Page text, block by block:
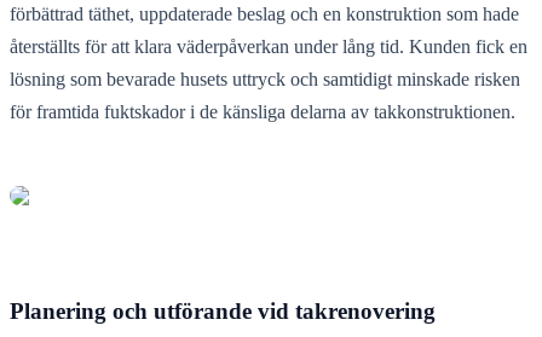
förbättrad täthet, uppdaterade beslag och en konstruktion som hade
återställts för att klara väderpåverkan under lång tid. Kunden fick en
lösning som bevarade husets uttryck och samtidigt minskade risken
för framtida fuktskador i de känsliga delarna av takkonstruktionen.
Planering och utförande vid takrenovering